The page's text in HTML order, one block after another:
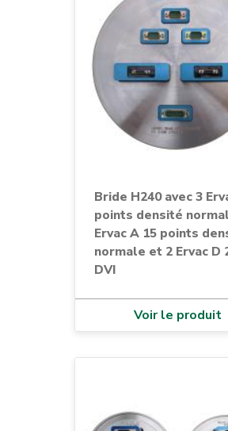
Bride H240 avec 3
points densité
Ervac A 15 points
normale et 2 Ervac D
DVI
Voir le produit